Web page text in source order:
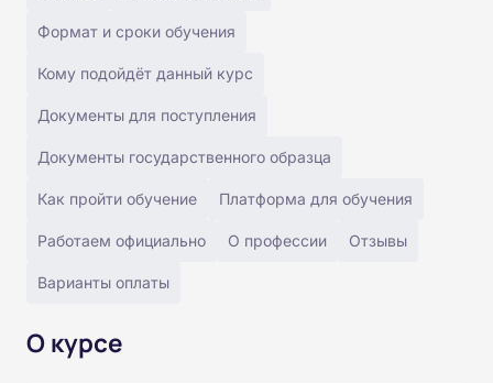
Формат и сроки обучения
Кому подойдёт данный курс
Документы для поступления
Документы государственного образца
Как пройти обучение Платформа для обучения
Работаем официально О профессии Отзывы
Варианты оплаты
О курсе